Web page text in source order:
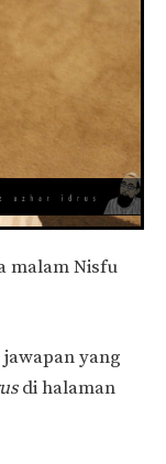
malam Nisfu
yang
di halaman